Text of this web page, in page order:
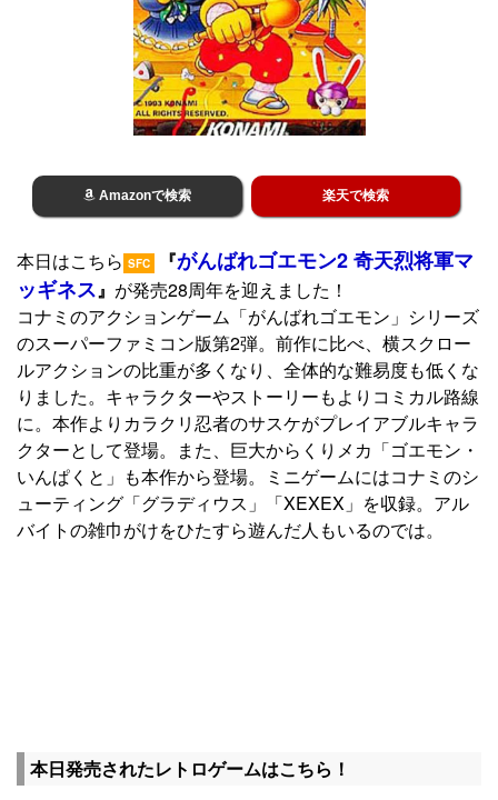
Amazonで検索 楽天で検索
本日はこちら SFC 『がんばれゴエモン2 奇天烈将軍マ
ッギネス』 が発売28周年を迎えました！
コナミのアクションゲーム「がんばれゴエモン」シリーズ
のスーパーファミコン版第2弾。前作に比べ、横スクロー
ルアクションの比重が多くなり、全体的な難易度も低くな
りました。キャラクターやストーリーもよりコミカル路線
に。本作よりカラクリ忍者のサスケがプレイアブルキャラ
クターとして登場。また、巨大からくりメカ「ゴエモン・
いんぱくと」も本作から登場。ミニゲームにはコナミのシ
ューティング「グラディウス」「XEXEX」を収録。アル
バイトの雑巾がけをひたすら遊んだ人もいるのでは。
本日発売されたレトロゲームはこちら！